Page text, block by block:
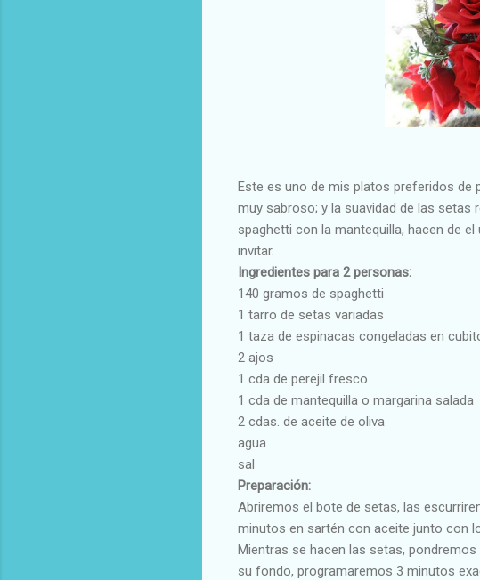
Este es uno de mis platos preferidos de
muy sabroso; y la suavidad de las setas
spaghetti con la mantequilla, hacen de
invitar.
Ingredientes para 2 personas:
140 gramos de spaghetti
1 tarro de setas variadas
1 taza de espinacas congeladas en
2 ajos
1 cda de perejil fresco
1 cda de mantequilla o margarina salada
2 cdas. de aceite de oliva
agua
sal
Preparación:
Abriremos el bote de setas, las
minutos en sartén con aceite junto con
Mientras se hacen las setas,
su fondo, programaremos 3 minutos